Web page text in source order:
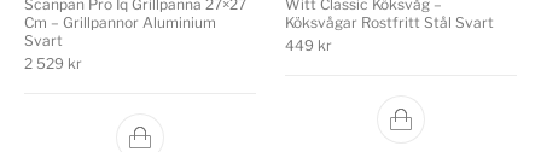
Scanpan Pro Iq Grillpanna 27×27
Cm – Grillpannor Aluminium
Svart
2 529 kr
Witt Classic Köksvåg –
Köksvågar Rostfritt Stål Svart
449 kr